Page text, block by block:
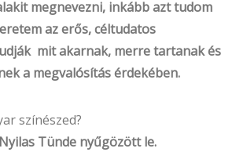
megnevezni, inkább azt tudom
az erős, céltudatos
mit akarnak, merre tartanak és
a megvalósítás érdekében.
színészed?
Tünde nyűgözött le.